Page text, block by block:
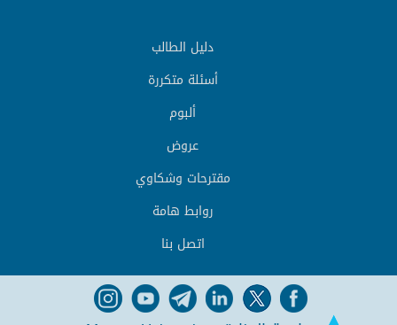
دليل الطالب
أسئلة متكررة
ألبوم
عروض
مقترحات وشكاوي
روابط هامة
اتصل بنا